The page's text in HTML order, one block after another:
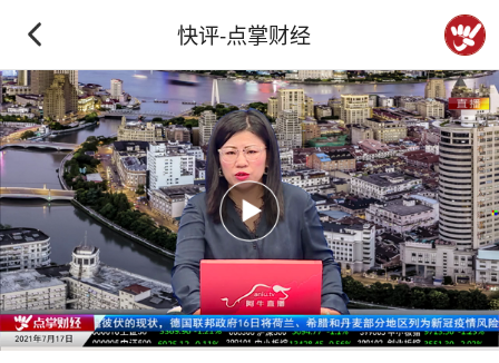
快评-点掌财经